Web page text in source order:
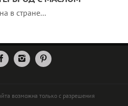
в стране...
возможна только с разрешения